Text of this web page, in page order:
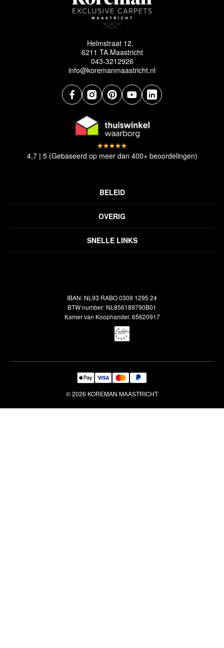
Helmstraat 12,
6211 TA Maastricht
043-3212926
info@koremanmaastricht.nl
SNELLE LINKS
OVERIG
Veelgestelde vragen
BELEID
Verzendbeleid
4,7 | 5 (Gebaseerd op meer dan 400+ beoordelingen)
IBAN: NL93 RABO 0309 1295 24
BTW number: NL856189790B01
Kamer van Koophandel: 65620917
© 2026 KOREMAN MAASTRICHT